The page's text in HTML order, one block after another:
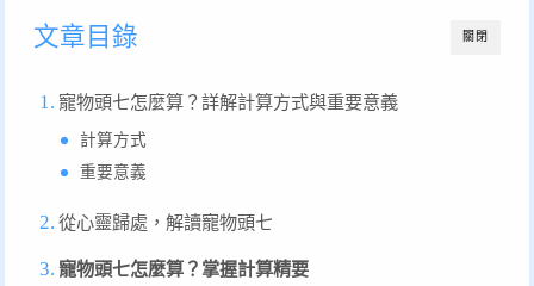
關閉
文章目錄
寵物頭七怎麼算？詳解計算方式與重要意義
計算方式
重要意義
從心靈歸處，解讀寵物頭七
寵物頭七怎麼算？掌握計算精要